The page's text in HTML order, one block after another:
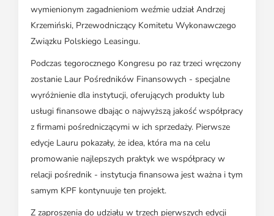
wymienionym zagadnieniom weźmie udział Andrzej
Krzemiński, Przewodniczący Komitetu Wykonawczego
Związku Polskiego Leasingu.
Podczas tegorocznego Kongresu po raz trzeci wręczony
zostanie Laur Pośredników Finansowych - specjalne
wyróżnienie dla instytucji, oferujących produkty lub
usługi finansowe dbając o najwyższą jakość współpracy
z firmami pośredniczącymi w ich sprzedaży. Pierwsze
edycje Lauru pokazały, że idea, która ma na celu
promowanie najlepszych praktyk we współpracy w
relacji pośrednik - instytucja finansowa jest ważna i tym
samym KPF kontynuuje ten projekt.
Z zaproszenia do udziału w trzech pierwszych edycji